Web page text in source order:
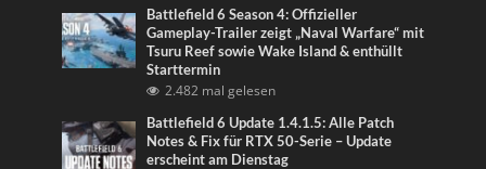
Battlefield 6 Season 4: Offizieller
Gameplay-Trailer zeigt „Naval Warfare“ mit
Tsuru Reef sowie Wake Island & enthüllt
Starttermin
2.482 mal gelesen
Battlefield 6 Update 1.4.1.5: Alle Patch
Notes & Fix für RTX 50-Serie – Update
erscheint am Dienstag